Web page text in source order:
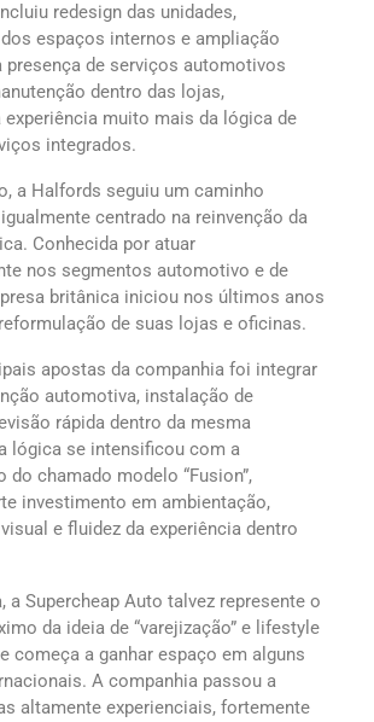
redesign das unidades,
espaços internos e ampliação
presença de serviços automotivos
dentro das lojas,
experiência muito mais da lógica de
integrados.
a Halfords seguiu um caminho
centrado na reinvenção da
Conhecida por atuar
nos segmentos automotivo e de
britânica iniciou nos últimos anos
de suas lojas e oficinas.
apostas da companhia foi integrar
automotiva, instalação de
rápida dentro da mesma
lógica se intensificou com a
do chamado modelo “Fusion”,
investimento em ambientação,
e fluidez da experiência dentro
a Supercheap Auto talvez represente o
da ideia de “varejização” e lifestyle
começa a ganhar espaço em alguns
A companhia passou a
altamente experienciais, fortemente